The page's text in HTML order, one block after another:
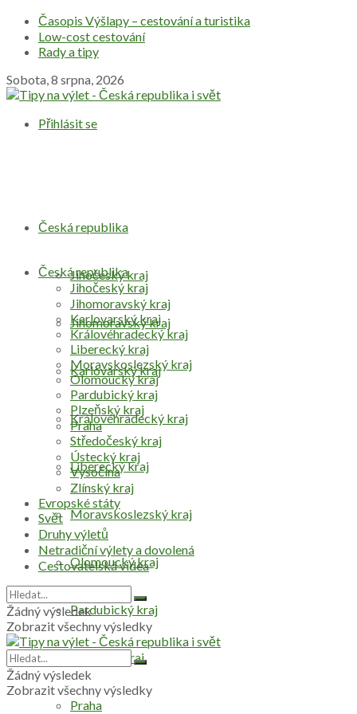
Časopis Výšlapy – cestování a turistika
Low-cost cestování
Rady a tipy
Sobota, 8 srpna, 2026
Přihlásit se
Česká republika
Jihočeský kraj
Jihomoravský kraj
Karlovarský kraj
Královéhradecký kraj
Liberecký kraj
Moravskoslezský kraj
Olomoucký kraj
Pardubický kraj
Plzeňský kraj
Praha
Česká republika
Jihočeský kraj
Jihomoravský kraj
Karlovarský kraj
Královéhradecký kraj
Liberecký kraj
Moravskoslezský kraj
Olomoucký kraj
Pardubický kraj
Plzeňský kraj
Praha
Středočeský kraj
Ústecký kraj
Vysočina
Zlínský kraj
Evropské státy
Svět
Druhy výletů
Netradiční výlety a dovolená
Cestovatelská videa
Žádný výsledek
Zobrazit všechny výsledky
Žádný výsledek
Zobrazit všechny výsledky